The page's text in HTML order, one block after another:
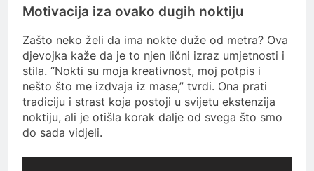
Motivacija iza ovako dugih noktiju
Zašto neko želi da ima nokte duže od metra? Ova
djevojka kaže da je to njen lični izraz umjetnosti i
stila. “Nokti su moja kreativnost, moj potpis i
nešto što me izdvaja iz mase,” tvrdi. Ona prati
tradiciju i strast koja postoji u svijetu ekstenzija
noktiju, ali je otišla korak dalje od svega što smo
do sada vidjeli.